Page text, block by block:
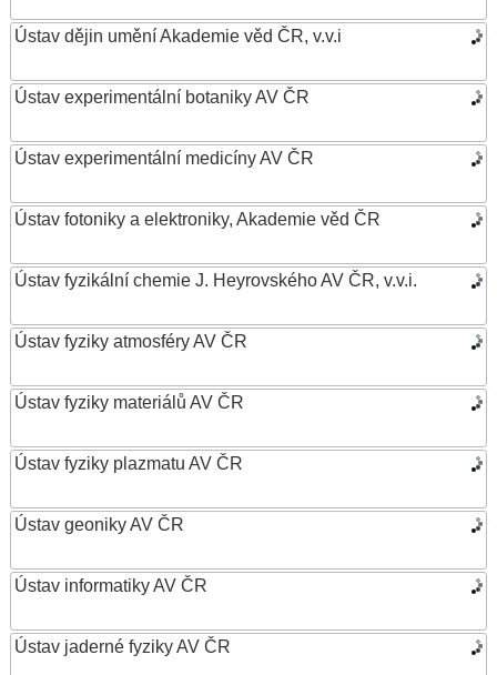
Ústav dějin umění Akademie věd ČR, v.v.i
Ústav experimentální botaniky AV ČR
Ústav experimentální medicíny AV ČR
Ústav fotoniky a elektroniky, Akademie věd ČR
Ústav fyzikální chemie J. Heyrovského AV ČR, v.v.i.
Ústav fyziky atmosféry AV ČR
Ústav fyziky materiálů AV ČR
Ústav fyziky plazmatu AV ČR
Ústav geoniky AV ČR
Ústav informatiky AV ČR
Ústav jaderné fyziky AV ČR